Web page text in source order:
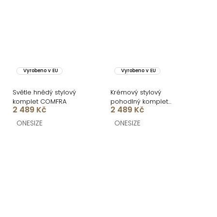
Vyrobeno v EU
Světle hnědý stylový
komplet COMFRA
2 489 Kč
ONESIZE
Vyrobeno v EU
Krémový stylový
pohodlný komplet
COMFRA
2 489 Kč
ONESIZE